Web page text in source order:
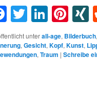
Facebook
Twitter
unterall-age, Bilderbuch,
, Gesicht, Kopf, Kunst,
, Traum | Schreibe